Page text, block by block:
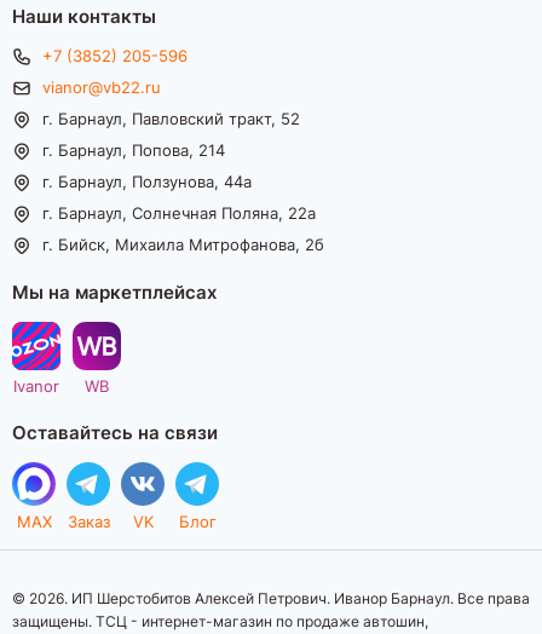
Наши контакты
+7 (3852) 205-596
vianor@vb22.ru
г. Барнаул, Павловский тракт, 52
г. Барнаул, Попова, 214
г. Барнаул, Ползунова, 44а
г. Барнаул, Солнечная Поляна, 22а
г. Бийск, Михаила Митрофанова, 2б
Мы на маркетплейсах
Ivanor WB
Оставайтесь на связи
MAX Заказ VK Блог
© 2026. ИП Шерстобитов Алексей Петрович. Иванор Барнаул. Все права
защищены. ТСЦ - интернет-магазин по продаже автошин,